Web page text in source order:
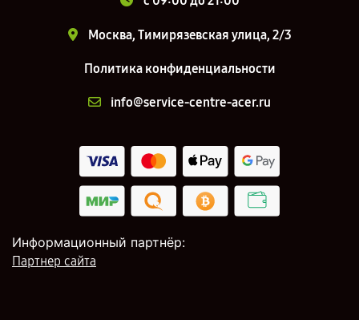
Москва, Тимирязевская улица, 2/3
Политика конфиденциальности
info@service-centre-acer.ru
Информационный партнёр:
Партнер сайта